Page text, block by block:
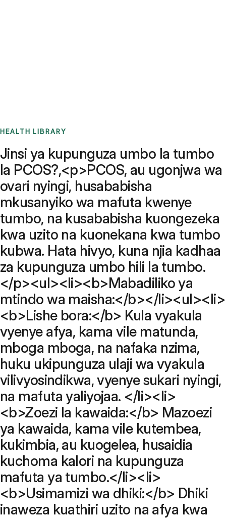
HEALTH LIBRARY
Jinsi ya kupunguza umbo la tumbo
la PCOS?,<p>PCOS, au ugonjwa wa
ovari nyingi, husababisha
mkusanyiko wa mafuta kwenye
tumbo, na kusababisha kuongezeka
kwa uzito na kuonekana kwa tumbo
kubwa. Hata hivyo, kuna njia kadhaa
za kupunguza umbo hili la tumbo.
</p><ul><li><b>Mabadiliko ya
mtindo wa maisha:</b></li><ul><li>
<b>Lishe bora:</b> Kula vyakula
vyenye afya, kama vile matunda,
mboga mboga, na nafaka nzima,
huku ukipunguza ulaji wa vyakula
vilivyosindikwa, vyenye sukari nyingi,
na mafuta yaliyojaa. </li><li>
<b>Zoezi la kawaida:</b> Mazoezi
ya kawaida, kama vile kutembea,
kukimbia, au kuogelea, husaidia
kuchoma kalori na kupunguza
mafuta ya tumbo.</li><li>
<b>Usimamizi wa dhiki:</b> Dhiki
inaweza kuathiri uzito na afya kwa